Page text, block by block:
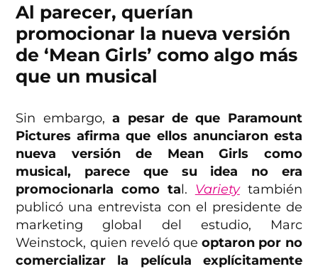
Al parecer, querían
promocionar la nueva versión
de ‘Mean Girls’ como algo más
que un musical
Sin embargo,a pesar de que Paramount
Pictures afirma que ellos anunciaron esta
nueva versión de Mean Girls como
musical, parece que su idea no era
promocionarla como tal. Varietytambién
publicó una entrevista con el presidente de
marketing global del estudio, Marc
Weinstock, quien reveló queoptaron por no
comercializar la película explícitamente